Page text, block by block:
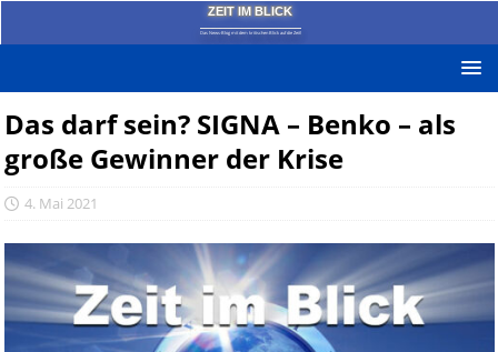
ZEIT IM BLICK
Das News-Blog mit dem kritischen Blick auf die Zeit!
Das darf sein? SIGNA – Benko – als
große Gewinner der Krise
4. Mai 2021